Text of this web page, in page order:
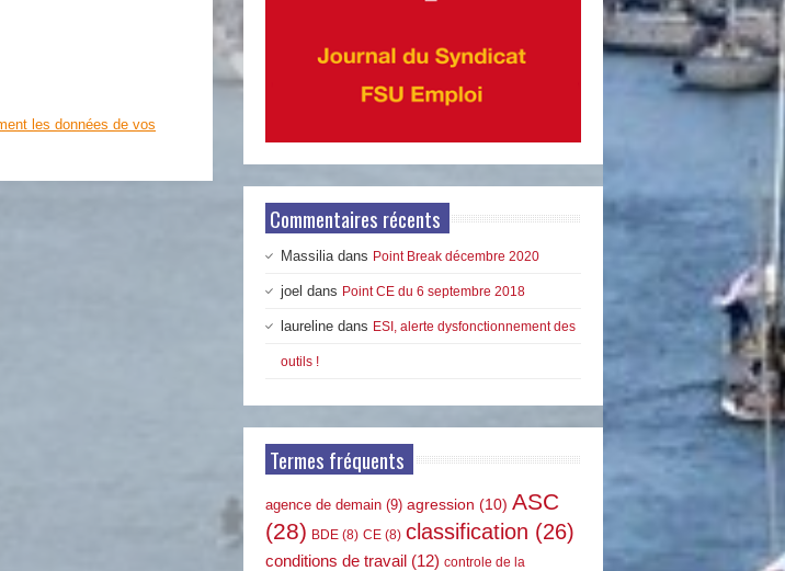
les données de vos
Commentaires récents
Massilia dans Point Break décembre 2020
joel dans Point CE du 6 septembre 2018
laureline dans ESI, alerte dysfonctionnement des
outils !
Termes fréquents
agence de demain (9) agression (10) ASC
(28) BDE (8) CE (8) classification (26)
conditions de travail (12) controle de la